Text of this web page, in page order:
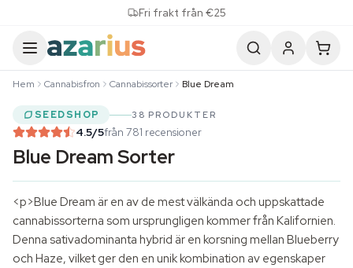
Fri frakt från €25
Hem Cannabisfron Cannabissorter Blue Dream
SEEDSHOP 38 PRODUKTER
4.5/5från 781 recensioner
Blue Dream Sorter
<p>Blue Dream är en av de mest välkända och uppskattade
cannabissorterna som ursprungligen kommer från Kalifornien.
Denna sativadominanta hybrid är en korsning mellan Blueberry
och Haze, vilket ger den en unik kombination av egenskaper